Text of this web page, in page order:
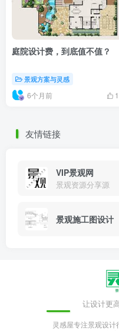
庭院设计费，到底值不值？
景观方案与灵感
6个月前
友情链接
VIP景观网
景观资源分享源
景观施工图设计
让设计更
灵感屋专注景观设计